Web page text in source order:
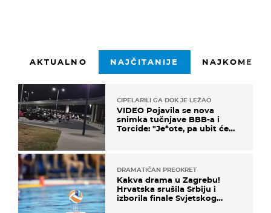
AKTUALNO NAJČITANIJE
CIPELARILI GA DOK JE LEŽAO
VIDEO Pojavila se nova
snimka tučnjave BBB-a i
Torcide: "Je*ote, pa ubit će
DRAMATIČAN PREOKRET
Kakva drama u Zagrebu!
Hrvatska srušila Srbiju i
izborila finale Svjetskog